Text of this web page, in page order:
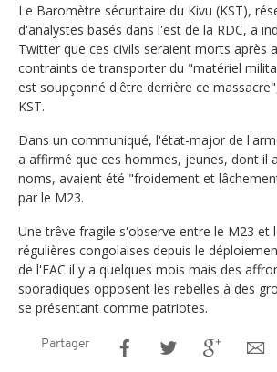
Le Baromètre sécuritaire du Kivu (KST),
d'analystes basés dans l'est de la RDC, a
Twitter que ces civils seraient morts après
contraints de transporter du "matériel
est soupçonné d'être derrière ce
KST.
Dans un communiqué, l'état-major de
a affirmé que ces hommes, jeunes, dont il
noms, avaient été "froidement et
par le M23.
Une trêve fragile s'observe entre le M23 et
régulières congolaises depuis le
de l'EAC il y a quelques mois mais des
sporadiques opposent les rebelles à des
se présentant comme patriotes.
Partager